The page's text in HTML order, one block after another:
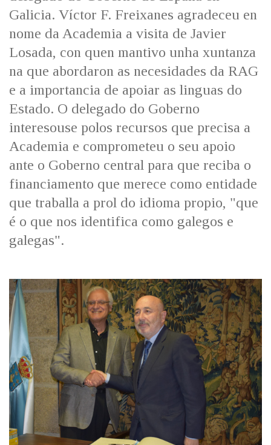
IDENTIDADE CORPORATIVA
MARCIAL DEL ADALID
CASA-MUSEO EMILIA PARDO
BAZÁN
FIGURAS HOMENAXEADAS
HISTORIA
60 ANOS DLG
PRIMAVERA DAS LETRAS
PORTAL DAS PALABRAS
Facebook
TwitterYoutubeInstagram
Bluesky
Galicia. Víctor F. Freixanes agradeceu en
nome da Academia a visita de Javier
Losada, con quen mantivo unha xuntanza
na que abordaron as necesidades da RAG
e a importancia de apoiar as linguas do
Estado. O delegado do Goberno
interesouse polos recursos que precisa a
Academia e comprometeu o seu apoio
ante o Goberno central para que reciba o
financiamento que merece como entidade
que traballa a prol do idioma propio, "que
é o que nos identifica como galegos e
galegas".